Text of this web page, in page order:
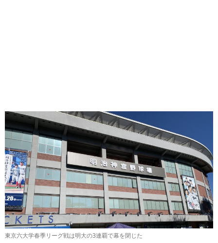
東京六大学春季リーグ戦は明大の3連覇で幕を閉じた